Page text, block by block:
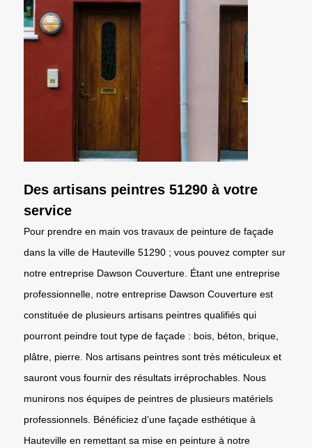
Des artisans peintres 51290 à votre
service
Pour prendre en main vos travaux de peinture de façade
dans la ville de Hauteville 51290 ; vous pouvez compter sur
notre entreprise Dawson Couverture. Étant une entreprise
professionnelle, notre entreprise Dawson Couverture est
constituée de plusieurs artisans peintres qualifiés qui
pourront peindre tout type de façade : bois, béton, brique,
plâtre, pierre. Nos artisans peintres sont très méticuleux et
sauront vous fournir des résultats irréprochables. Nous
munirons nos équipes de peintres de plusieurs matériels
professionnels. Bénéficiez d’une façade esthétique à
Hauteville en remettant sa mise en peinture à notre